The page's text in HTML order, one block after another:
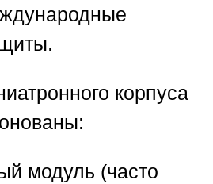
корпуса
модуль (часто